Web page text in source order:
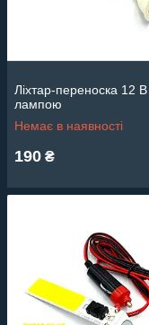
Ліхтар-переноска 12
лампою
Немає в наявності
190 ₴